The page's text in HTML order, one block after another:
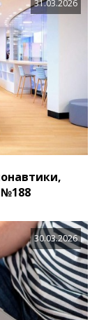
31.03.2026
30.03.2026